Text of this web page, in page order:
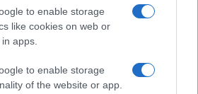
to enable storage
like cookies on web or
apps.
to enable storage
of the website or app.
carrera STEAM: perfiles
clave